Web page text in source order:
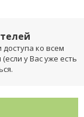
ко всем
у Вас уже есть